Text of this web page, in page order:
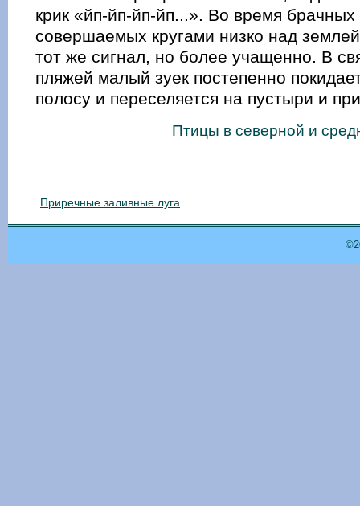
крик «йп-йп-йп-йп...». Во время брачных
совершаемых кругами низко над
тот же сигнал, но более учащенно. В
пляжей малый зуек постепенно
полосу и переселяется на пустыри и
Птицы в северной и
Приречные заливные луга